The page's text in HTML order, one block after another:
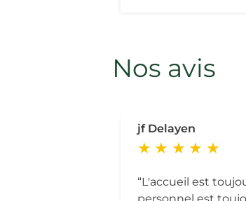
Nos avis
jf Delayen
L'accueil est